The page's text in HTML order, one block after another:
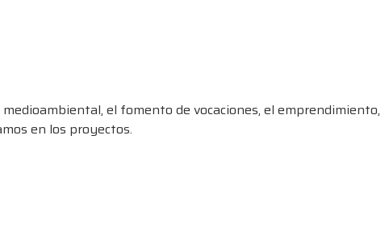
el fomento de vocaciones, el emprendimiento,
en los proyectos.